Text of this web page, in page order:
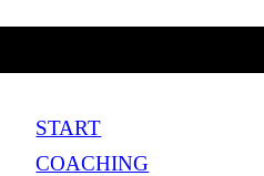
START
COACHING